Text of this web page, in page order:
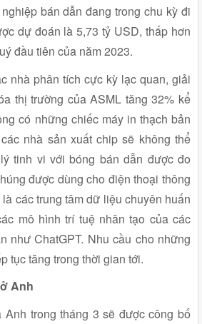
bán dẫn đang trong chu kỳ đi
dự đoán là 5,73 tỷ USD, thấp hơn
đầu tiên của năm 2023.
nhà phân tích cực kỳ lạc quan, giải
thị trường của ASML tăng 32% kể
có những chiếc máy in thạch bản
nhà sản xuất chip sẽ không thể
tinh vi với bóng bán dẫn được đo
được dùng cho điện thoại thông
các trung tâm dữ liệu chuyên huấn
mô hình trí tuệ nhân tạo của các
như ChatGPT. Nhu cầu cho những
tục tăng trong thời gian tới.
Anh
trong tháng 3 sẽ được công bố